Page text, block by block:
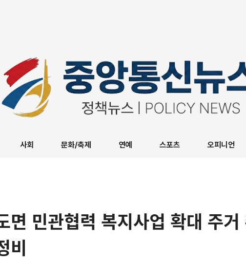
사회 문화/축제 연예 스포츠 오피니언
면 민관협력 복지사업 확대 주거
비